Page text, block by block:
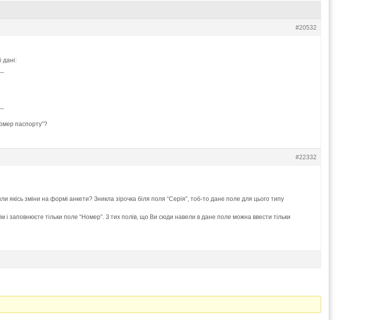
#20532
дані:
паспорту”?
#22332
якісь зміни на формі анкети? Зникла зірочка біля поля “Серія”, тоб-то дане поле для цього типу
і заповнюєте тільки поле “Номер”. З тих полів, що Ви сюди навели в дане поле можна ввести тільки